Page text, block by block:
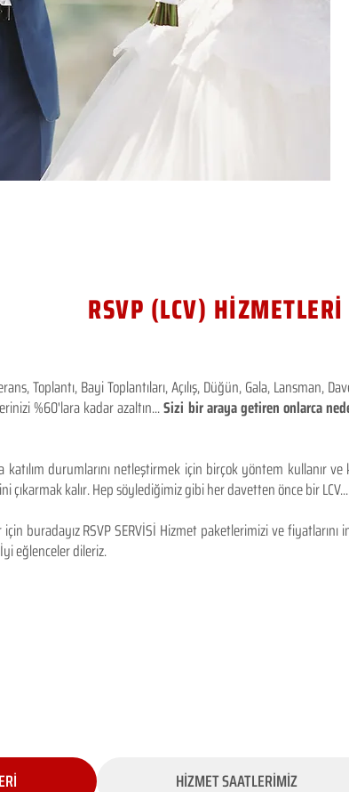
RSVP (LCV) HİZMETLERİ
Toplantı, Bayi Toplantıları, Açılış, Düğün, Gala, Lansman,
%60'lara kadar azaltın...Sizi bir araya getiren onlarca
durumlarını netleştirmek için birçok yöntem kullanır ve
kalır. Hep söylediğimiz gibi her davetten önce bir LCV...
buradayız RSVP SERVİSİ Hizmet paketlerimizi ve
eğlenceler dileriz.
HİZMET SAATLERİMİZ